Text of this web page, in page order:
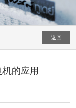
返回
的应用